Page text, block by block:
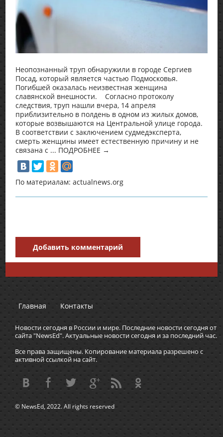
Неопознанный труп обнаружили в городе Сергиев
Посад, который является частью Подмосковья.
Погибшей оказалась неизвестная женщина
славянской внешности. Согласно протоколу
следствия, труп нашли вчера, 14 апреля
приблизительно в полдень в одном из жилых домов,
которые возвышаются на Центральной улице города.
В соответствии с заключением судмедэксперта,
смерть женщины имеет естественную причину и не
связана с ... ПОДРОБНЕЕ →
По материалам: actualnews.org
Добавить комментарий
Главная Контакты
Новости сегодня в России и мире. Последние новости сегодня от
сайта "NewsEd". Актуальные новости сегодня и за последний час.
Все права защищены. Копирование материала разрешено с
активной ссылкой на сайт.
© NewsEd, 2022. All rights reserved